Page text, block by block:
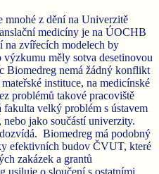
mnohé z dění na Univerzitě
medicíny je na ÚOCHB
na zvířecích modelech by
měly sotva desetinovou
Biomedreg nemá žádný konflikt
instituce, na medicínské
problémů takové pracoviště
fakulta velký problém s ústavem
jako součástí univerzity.
Biomedreg má podobný
efektivních budov ČVUT, které
zakázek a grantů
usiluje o sloučení s ostatními